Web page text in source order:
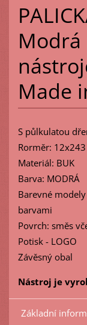
Made
S půlkulatou
Rorměr: 12x243
Materiál: BUK
Barva: MODRÁ
Barevné
barvami
Povrch: směs
Potisk - LOGO
Závěsný obal
Nástroj je
Základní